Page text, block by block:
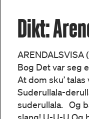
Dikt:
ARENDALSVISA
Bog Det var seg
At dom sku’
Suderullala-
suderullala. Og